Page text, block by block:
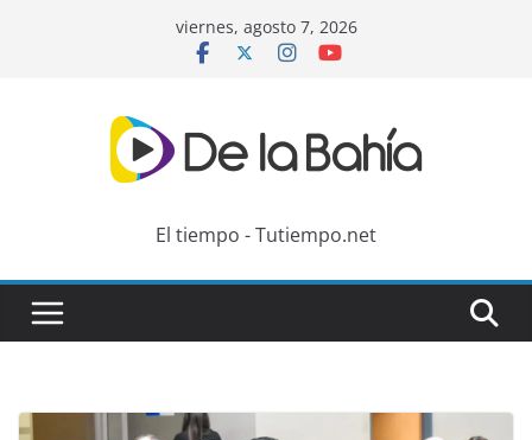
viernes, agosto 7, 2026
El tiempo - Tutiempo.net